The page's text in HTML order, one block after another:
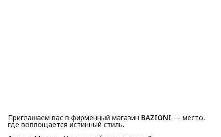
Приглашаем вас в фирменный магазин BAZIONI — место,
где воплощается истинный стиль.